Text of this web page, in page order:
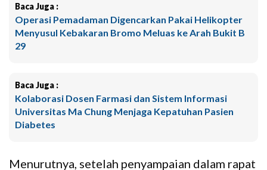
Baca Juga :
Operasi Pemadaman Digencarkan Pakai Helikopter
Menyusul Kebakaran Bromo Meluas ke Arah Bukit B
29
Baca Juga :
Kolaborasi Dosen Farmasi dan Sistem Informasi
Universitas Ma Chung Menjaga Kepatuhan Pasien
Diabetes
Menurutnya, setelah penyampaian dalam rapat